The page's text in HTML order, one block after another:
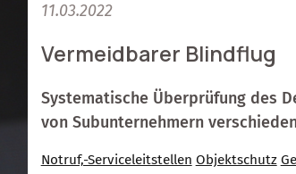
11.03.2022
Vermeidbarer Blindflug
Systematische Überprüfung des
von Subunternehmern
Notruf,-Serviceleitstellen Objektschutz